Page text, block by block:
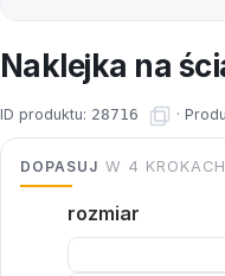
Naklejka na
ID produktu: 28716 ·
DOPASUJ W 4 KROKACH
rozmiar